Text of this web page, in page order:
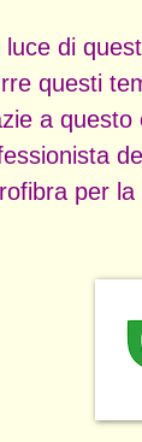
luce di
questi
a
per